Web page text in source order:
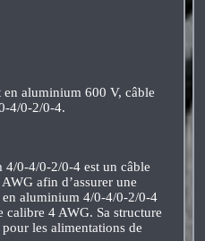
aluminium 600 V, câble
4/0-2/0-4.
4/0-4/0-2/0-4 est un câble
afin d’assurer une
en aluminium 4/0-4/0-2/0-4
4 AWG. Sa structure
les alimentations de